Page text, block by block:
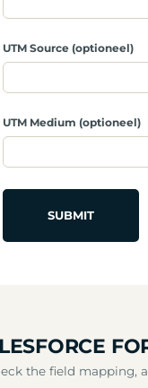
UTM Source (optioneel)
UTM Medium (optioneel)
the field mapping,